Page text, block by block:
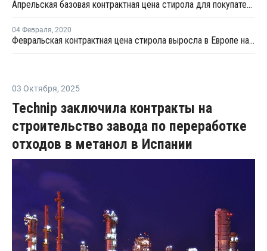
Апрельская базовая контрактная цена стирола для покупателей в Европе упала на EUR315 за тонну
04 Февраля, 2020
Февральская контрактная цена стирола выросла в Европе на EUR50 за тонну
03 Октября, 2025
Technip заключила контракты на
строительство завода по переработке
отходов в метанол в Испании